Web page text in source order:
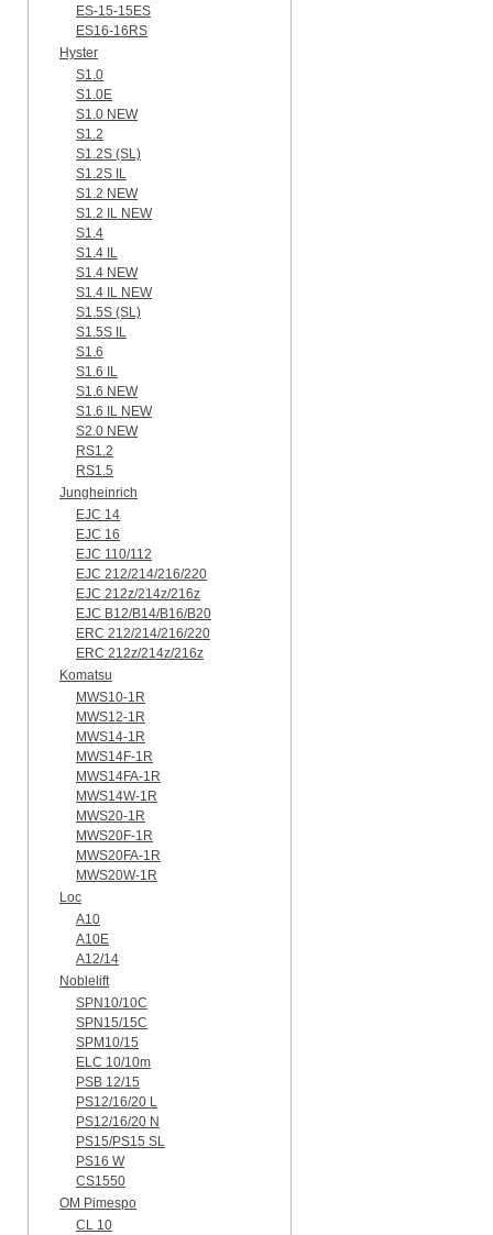
ES-15-15ES
ES16-16RS
Hyster
S1.0
S1.0E
S1.0 NEW
S1.2
S1.2S (SL)
S1.2S IL
S1.2 NEW
S1.2 IL NEW
S1.4
S1.4 IL
S1.4 NEW
S1.4 IL NEW
S1.5S (SL)
S1.5S IL
S1.6
S1.6 IL
S1.6 NEW
S1.6 IL NEW
S2.0 NEW
RS1.2
RS1.5
Jungheinrich
EJC 14
EJC 16
EJC 110/112
EJC 212/214/216/220
EJC 212z/214z/216z
EJC B12/B14/B16/B20
ERC 212/214/216/220
ERC 212z/214z/216z
Komatsu
MWS10-1R
MWS12-1R
MWS14-1R
MWS14F-1R
MWS14FA-1R
MWS14W-1R
MWS20-1R
MWS20F-1R
MWS20FA-1R
MWS20W-1R
Loc
A10
A10E
A12/14
Noblelift
SPN10/10C
SPN15/15C
SPM10/15
ELC 10/10m
PSB 12/15
PS12/16/20 L
PS12/16/20 N
PS15/PS15 SL
PS16 W
CS1550
OM Pimespo
CL 10